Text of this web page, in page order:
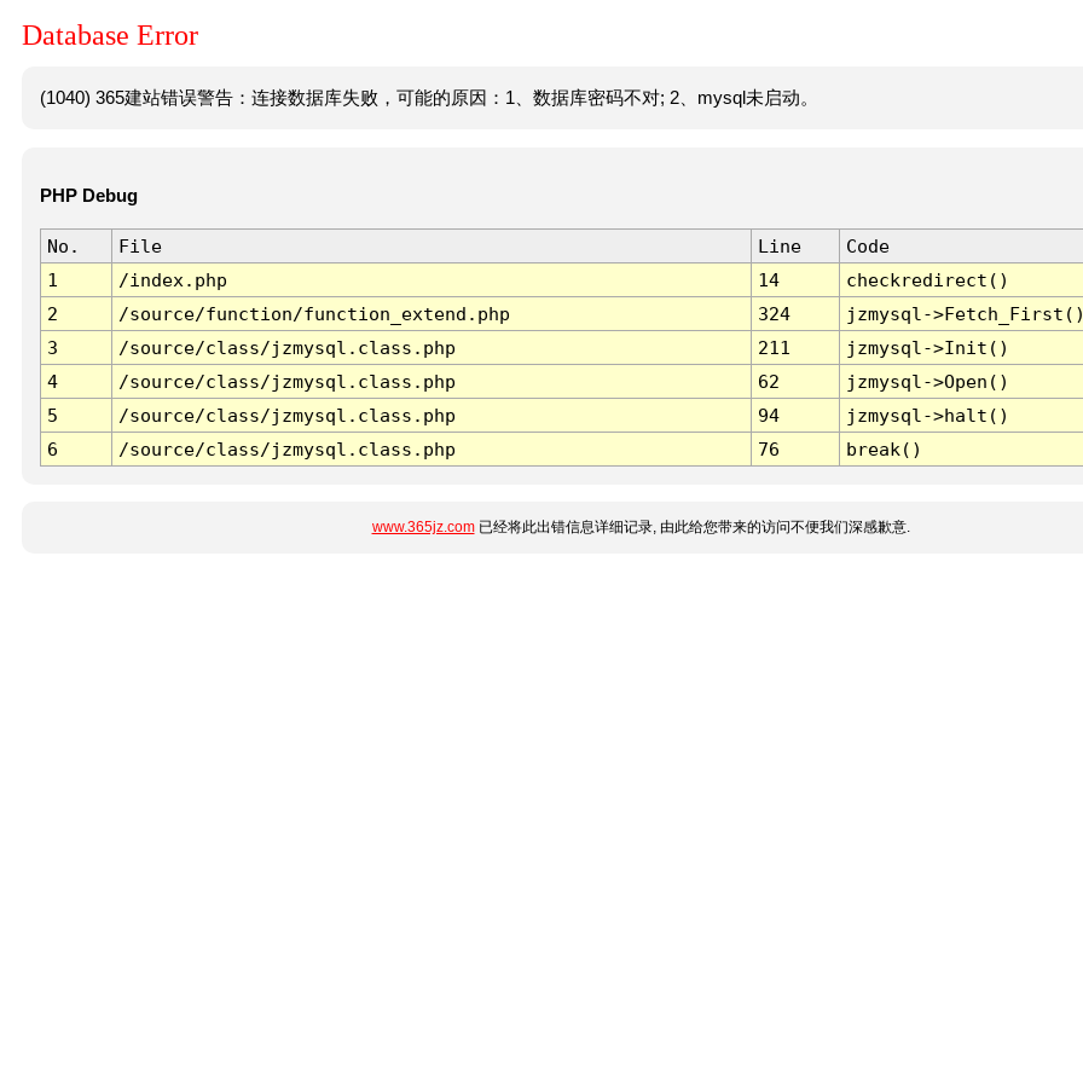
Database Error
(1040) 365建站错误警告：连接数据库失败，可能的原因：1、数据库密码不对; 2、mysql未启动。
PHP Debug
No. File Line
Code
1
/index.php 14
checkredirect()
2
/source/function/function_extend.php 324
jzmysql-
3
/source/class/jzmysql.class.php 211
jzmysql->Init()
4
/source/class/jzmysql.class.php 62
jzmysql->Open()
5
/source/class/jzmysql.class.php 94
jzmysql->halt()
6
/source/class/jzmysql.class.php 76 break()
www.365jz.com已经将此出错信息详细记录, 由此给您带来的访问不便我们深感歉意.